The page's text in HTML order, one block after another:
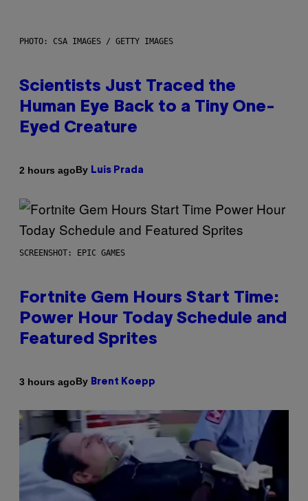
PHOTO: CSA IMAGES / GETTY IMAGES
Scientists Just Traced the
Human Eye Back to a Tiny One-
Eyed Creature
2 hours agoBy Luis Prada
SCREENSHOT: EPIC GAMES
Fortnite Gem Hours Start Time:
Power Hour Today Schedule and
Featured Sprites
3 hours agoBy Brent Koepp